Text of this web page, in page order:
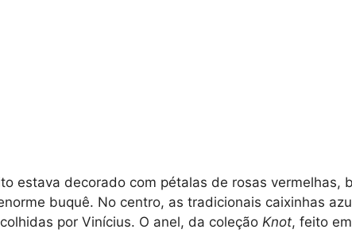
estava decorado com pétalas de rosas vermelhas,
buquê. No centro, as tradicionais caixinhas
por Vinícius. O anel, da coleção Knot, feito